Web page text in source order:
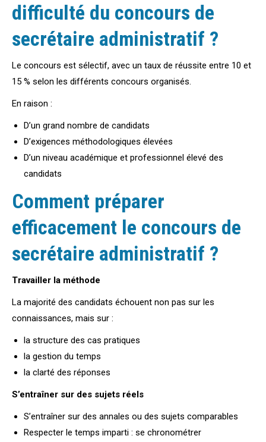
difficulté du concours de
secrétaire administratif ?
Le concours est sélectif, avec un taux de réussite entre 10 et
15 % selon les différents concours organisés.
En raison :
D’un grand nombre de candidats
D’exigences méthodologiques élevées
D’un niveau académique et professionnel élevé des
candidats
Comment préparer
efficacement le concours de
secrétaire administratif ?
Travailler la méthode
La majorité des candidats échouent non pas sur les
connaissances, mais sur :
la structure des cas pratiques
la gestion du temps
la clarté des réponses
S’entraîner sur des sujets réels
S’entraîner sur des annales ou des sujets comparables
Respecter le temps imparti : se chronométrer